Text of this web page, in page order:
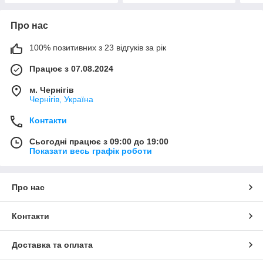
Про нас
100% позитивних з 23 відгуків за рік
Працює з 07.08.2024
м. Чернігів
Чернігів, Україна
Контакти
Сьогодні працює з 09:00 до 19:00
Показати весь графік роботи
Про нас
Контакти
Доставка та оплата